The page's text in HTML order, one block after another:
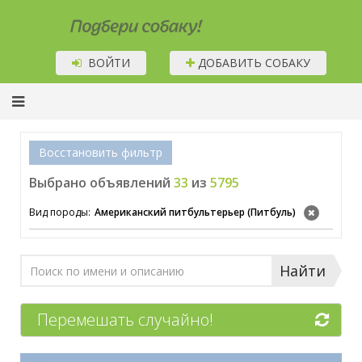
Подбери собаку!
ВОЙТИ ДОБАВИТЬ СОБАКУ
Восстановить фильтр
Выбрано объявлений 33 из 5795
Вид породы: Американский питбультерьер (Питбуль)
Найти
Перемешать случайно!